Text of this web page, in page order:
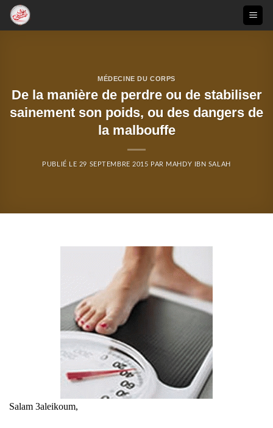
Passer
MÉDECINE DU CORPS
De la manière de perdre ou de stabiliser
sainement son poids, ou des dangers de
la malbouffe
PUBLIÉ LE 29 SEPTEMBRE 2015 PAR MAHDY IBN SALAH
Salam 3aleikoum,